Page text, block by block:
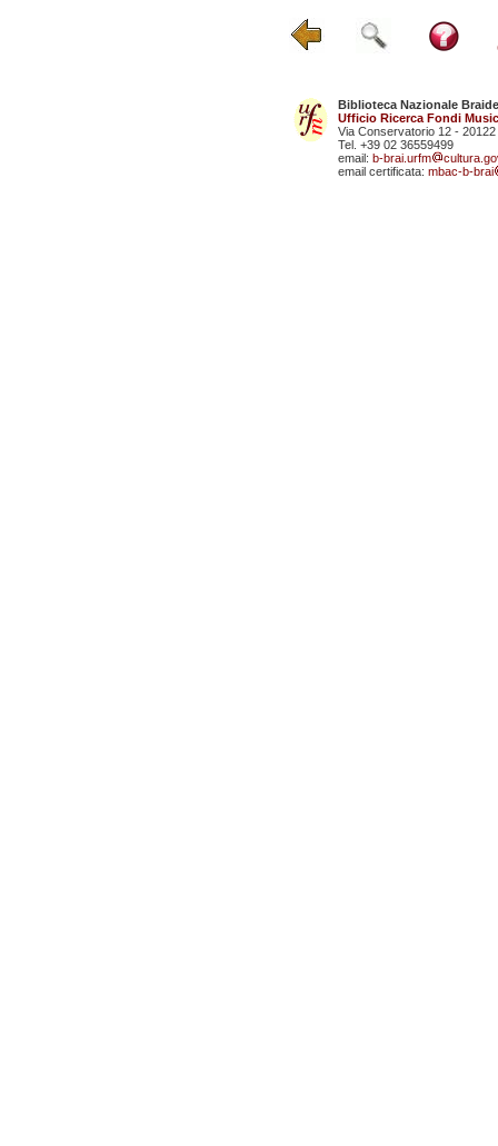
Biblioteca Nazionale
Ufficio Ricerca Fondi
Via Conservatorio 12 - 20122
Tel. +39 02 36559499
email: b-brai.urfm
email certificata: mbac-b-brai